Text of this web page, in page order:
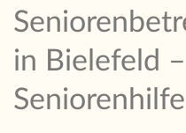
in Bielefeld
Seniorenhilfe